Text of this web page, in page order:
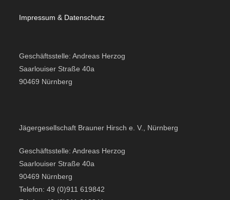
Impressum & Datenschutz
Geschäftsstelle: Andreas Herzog
Saarlouiser Straße 40a
90469 Nürnberg
Jägergesellschaft Brauner Hirsch e. V., Nürnberg
Geschäftsstelle: Andreas Herzog
Saarlouiser Straße 40a
90469 Nürnberg
Telefon: 49 (0)911 619842